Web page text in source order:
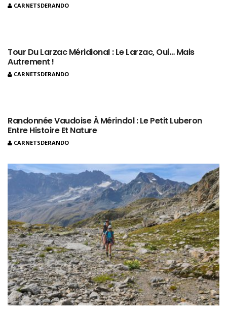
CARNETSDERANDO
Tour Du Larzac Méridional : Le Larzac, Oui… Mais
Autrement !
CARNETSDERANDO
Randonnée Vaudoise À Mérindol : Le Petit Luberon
Entre Histoire Et Nature
CARNETSDERANDO